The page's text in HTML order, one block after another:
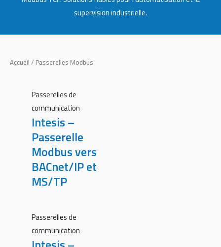
supervision industrielle.
Accueil / Passerelles Modbus
Passerelles de
communication
Intesis –
Passerelle
Modbus vers
BACnet/IP et
MS/TP
Passerelles de
communication